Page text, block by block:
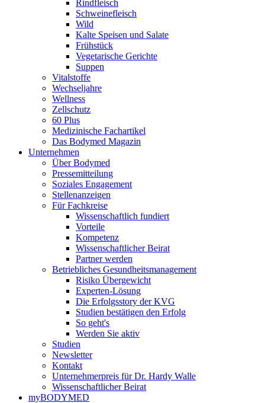
Rindfleisch
Schweinefleisch
Wild
Kalte Speisen und Salate
Frühstück
Vegetarische Gerichte
Suppen
Vitalstoffe
Wechseljahre
Wellness
Zellschutz
60 Plus
Medizinische Fachartikel
Das Bodymed Magazin
Unternehmen
Über Bodymed
Pressemitteilung
Soziales Engagement
Stellenanzeigen
Für Fachkreise
Wissenschaftlich fundiert
Vorteile
Kompetenz
Wissenschaftlicher Beirat
Partner werden
Betriebliches Gesundheitsmanagement
Risiko Übergewicht
Experten-Lösung
Die Erfolgsstory der KVG
Studien bestätigen den Erfolg
So geht's
Werden Sie aktiv
Studien
Newsletter
Kontakt
Unternehmerpreis für Dr. Hardy Walle
Wissenschaftlicher Beirat
myBODYMED